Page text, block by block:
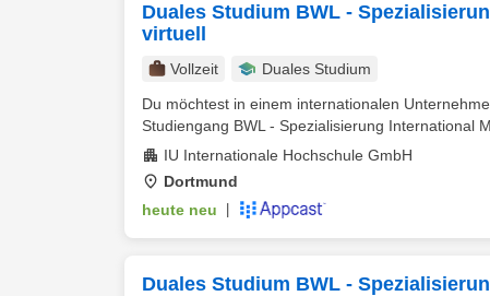
Duales Studium BWL -
virtuell
Vollzeit
Duales Studium
Du möchtest in einem internationalen
Studiengang BWL - Spezialisierung International
IU Internationale Hochschule GmbH
Dortmund
heute neu
Duales Studium BWL -